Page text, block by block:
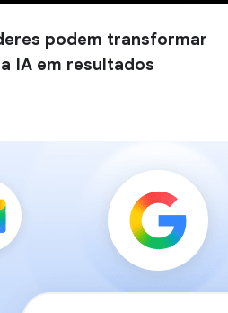
podem transformar
IA em resultados